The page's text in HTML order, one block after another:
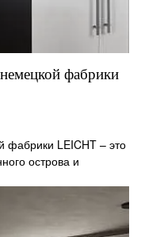
фабрики
фабрики LEICHT – это
острова и